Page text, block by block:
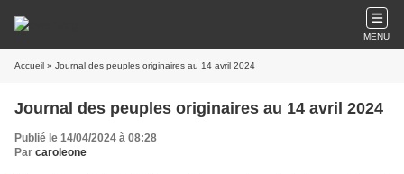
MENU
Accueil » Journal des peuples originaires au 14 avril 2024
Journal des peuples originaires au 14 avril 2024
Publié le 14/04/2024 à 08:28
Par caroleone